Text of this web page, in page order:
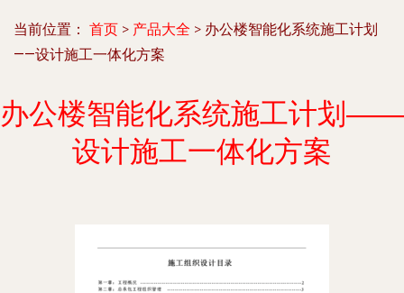
当前位置： 首页 > 产品大全 > 办公楼智能化系统施工计划
——设计施工一体化方案
办公楼智能化系统施工计划——
设计施工一体化方案